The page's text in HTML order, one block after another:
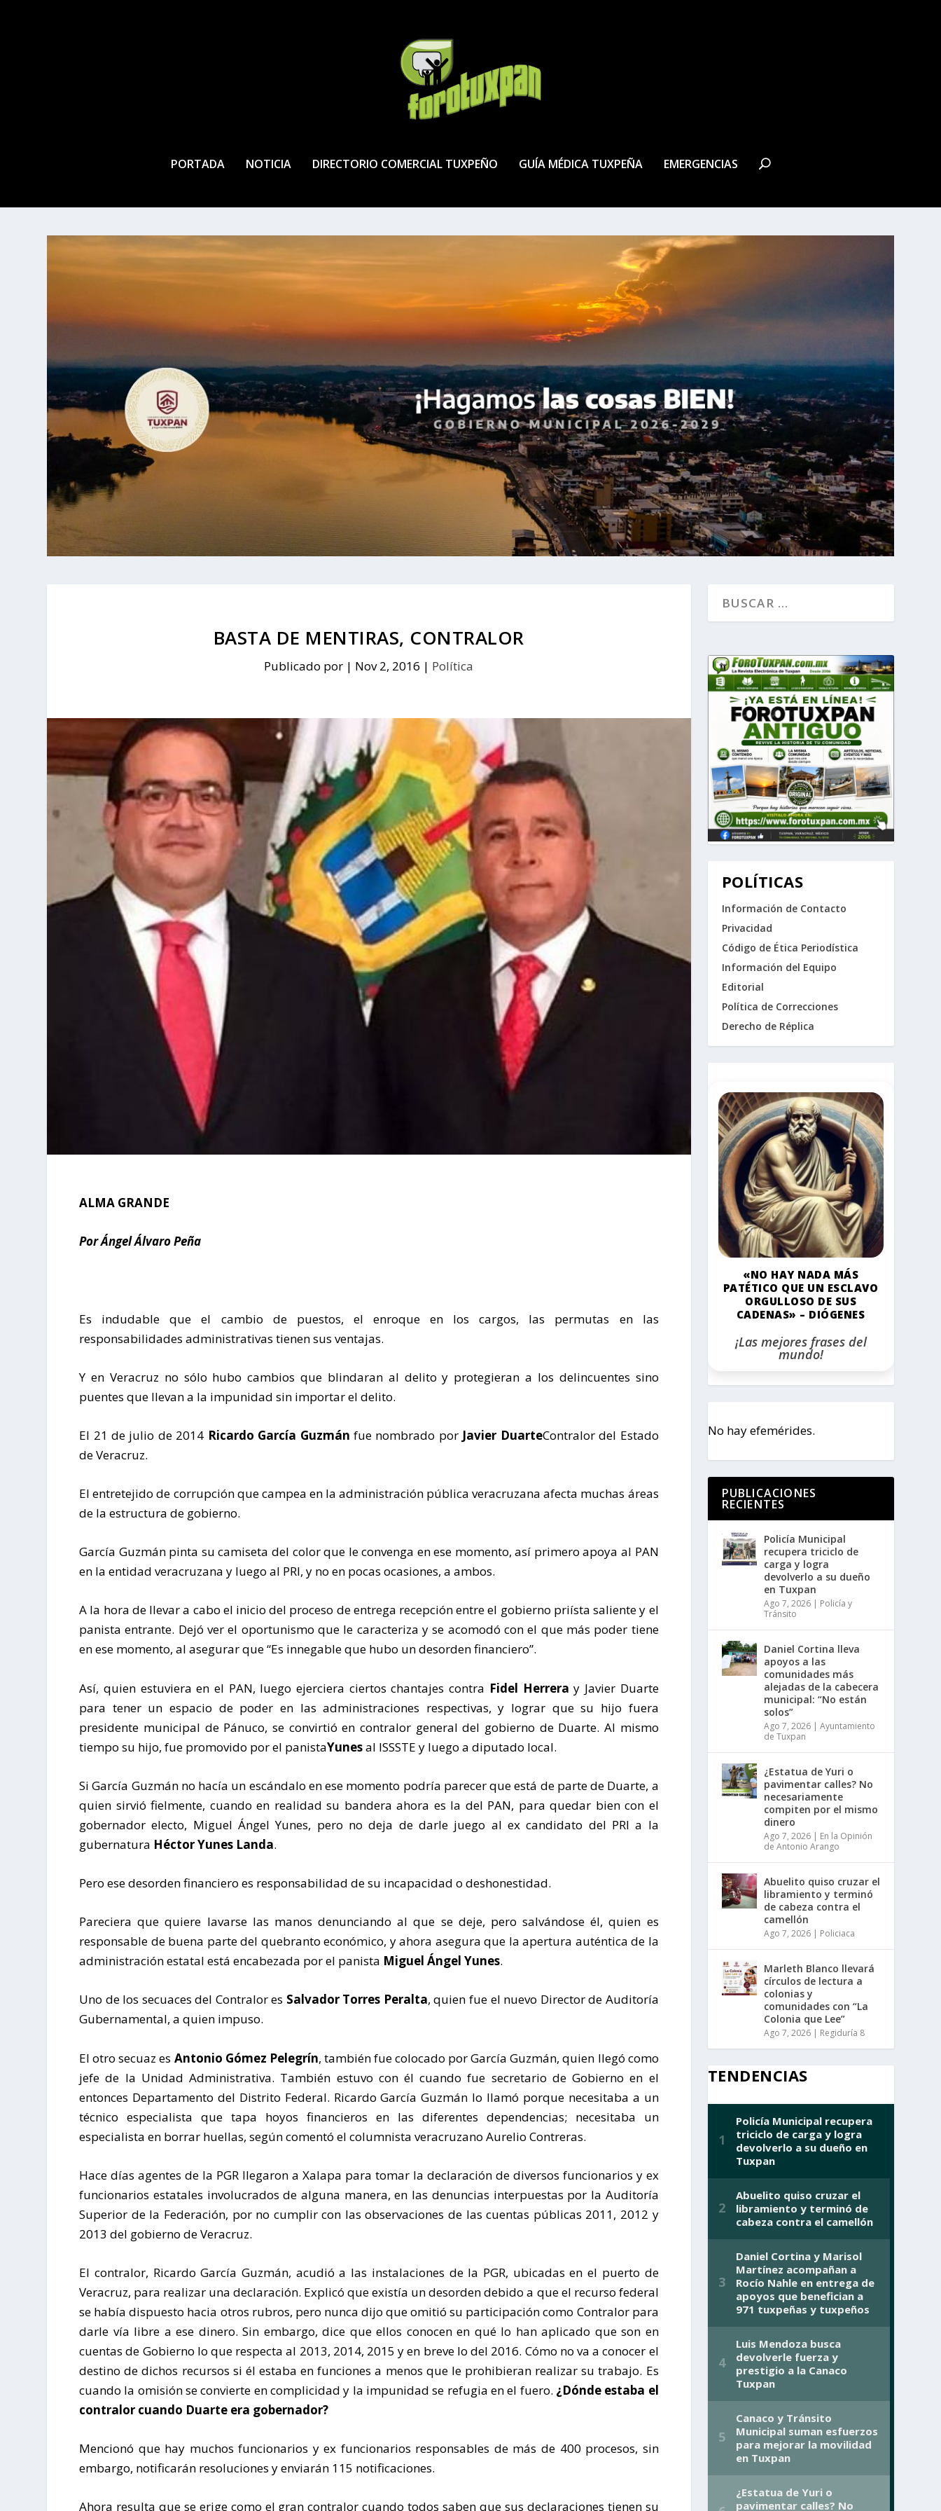
PORTADA NOTICIA DIRECTORIO COMERCIAL TUXPEÑO GUÍA MÉDICA TUXPEÑA EMERGENCIAS
BASTA DE MENTIRAS, CONTRALOR
Publicado por | Nov 2, 2016 | Política
ALMA GRANDE
Por Ángel Álvaro Peña
Es indudable que el cambio de puestos, el enroque en los cargos, las permutas en las
responsabilidades administrativas tienen sus ventajas.
Y en Veracruz no sólo hubo cambios que blindaran al delito y protegieran a los delincuentes sino
puentes que llevan a la impunidad sin importar el delito.
El 21 de julio de 2014 Ricardo García Guzmán fue nombrado por Javier DuarteContralor del Estado
de Veracruz.
El entretejido de corrupción que campea en la administración pública veracruzana afecta muchas áreas
de la estructura de gobierno.
García Guzmán pinta su camiseta del color que le convenga en ese momento, así primero apoya al PAN
en la entidad veracruzana y luego al PRI, y no en pocas ocasiones, a ambos.
A la hora de llevar a cabo el inicio del proceso de entrega recepción entre el gobierno priísta saliente y el
panista entrante. Dejó ver el oportunismo que le caracteriza y se acomodó con el que más poder tiene
en ese momento, al asegurar que “Es innegable que hubo un desorden financiero”.
Así, quien estuviera en el PAN, luego ejerciera ciertos chantajes contra Fidel Herrera y Javier Duarte
para tener un espacio de poder en las administraciones respectivas, y lograr que su hijo fuera
presidente municipal de Pánuco, se convirtió en contralor general del gobierno de Duarte. Al mismo
tiempo su hijo, fue promovido por el panistaYunesal ISSSTE y luego a diputado local.
Si García Guzmán no hacía un escándalo en ese momento podría parecer que está de parte de Duarte, a
quien sirvió fielmente, cuando en realidad su bandera ahora es la del PAN, para quedar bien con el
gobernador electo, Miguel Ángel Yunes, pero no deja de darle juego al ex candidato del PRI a la
gubernatura Héctor Yunes Landa.
Pero ese desorden financiero es responsabilidad de su incapacidad o deshonestidad.
Pareciera que quiere lavarse las manos denunciando al que se deje, pero salvándose él, quien es
responsable de buena parte del quebranto económico, y ahora asegura que la apertura auténtica de la
administración estatal está encabezada por el panista Miguel Ángel Yunes.
Uno de los secuaces del Contralor es Salvador Torres Peralta, quien fue el nuevo Director de Auditoría
Gubernamental, a quien impuso.
El otro secuaz es Antonio Gómez Pelegrín, también fue colocado por García Guzmán, quien llegó como
jefe de la Unidad Administrativa. También estuvo con él cuando fue secretario de Gobierno en el
entonces Departamento del Distrito Federal. Ricardo García Guzmán lo llamó porque necesitaba a un
técnico especialista que tapa hoyos financieros en las diferentes dependencias; necesitaba un
especialista en borrar huellas, según comentó el columnista veracruzano Aurelio Contreras.
Hace días agentes de la PGR llegaron a Xalapa para tomar la declaración de diversos funcionarios y ex
funcionarios estatales involucrados de alguna manera, en las denuncias interpuestas por la Auditoría
Superior de la Federación, por no cumplir con las observaciones de las cuentas públicas 2011, 2012 y
2013 del gobierno de Veracruz.
El contralor, Ricardo García Guzmán, acudió a las instalaciones de la PGR, ubicadas en el puerto de
Veracruz, para realizar una declaración. Explicó que existía un desorden debido a que el recurso federal
se había dispuesto hacia otros rubros, pero nunca dijo que omitió su participación como Contralor para
darle vía libre a ese dinero. Sin embargo, dice que ellos conocen en qué lo han aplicado que son en
cuentas de Gobierno lo que respecta al 2013, 2014, 2015 y en breve lo del 2016. Cómo no va a conocer el
destino de dichos recursos si él estaba en funciones a menos que le prohibieran realizar su trabajo. Es
cuando la omisión se convierte en complicidad y la impunidad se refugia en el fuero. ¿Dónde estaba el
contralor cuando Duarte era gobernador?
Mencionó que hay muchos funcionarios y ex funcionarios responsables de más de 400 procesos, sin
embargo, notificarán resoluciones y enviarán 115 notificaciones.
Ahora resulta que se erige como el gran contralor cuando todos saben que sus declaraciones tienen su
POLÍTICAS
Información de Contacto
Privacidad
Código de Ética Periodística
Información del Equipo
Editorial
Política de Correcciones
Derecho de Réplica
«NO HAY NADA MÁS
PATÉTICO QUE UN ESCLAVO
ORGULLOSO DE SUS
CADENAS» – DIÓGENES
¡Las mejores frases del
mundo!
No hay efemérides.
PUBLICACIONES
RECIENTES
Policía Municipal
recupera triciclo de
carga y logra
devolverlo a su dueño
en Tuxpan
Ago 7, 2026| Policía y
Tránsito
Daniel Cortina lleva
apoyos a las
comunidades más
alejadas de la cabecera
municipal: “No están
solos”
Ago 7, 2026| Ayuntamiento
de Tuxpan
¿Estatua de Yuri o
pavimentar calles? No
necesariamente
compiten por el mismo
dinero
Ago 7, 2026| En la Opinión
de Antonio Arango
Abuelito quiso cruzar el
libramiento y terminó
de cabeza contra el
camellón
Ago 7, 2026| Policiaca
Marleth Blanco llevará
círculos de lectura a
colonias y
comunidades con “La
Colonia que Lee”
Ago 7, 2026| Regiduría 8
TENDENCIAS